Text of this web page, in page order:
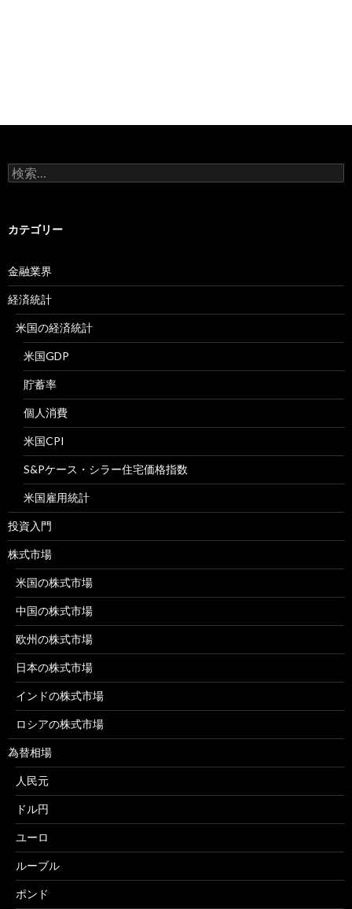
検
索:
カテゴリー
金融業界
経済統計
米国の経済統計
米国GDP
貯蓄率
個人消費
米国CPI
S&Pケース・シラー住宅価格指数
米国雇用統計
投資入門
株式市場
米国の株式市場
中国の株式市場
欧州の株式市場
日本の株式市場
インドの株式市場
ロシアの株式市場
為替相場
人民元
ドル円
ユーロ
ルーブル
ポンド